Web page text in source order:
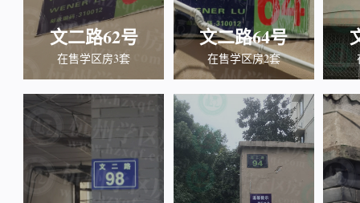
文二路62号
在售学区房3套
文二路64号
在售学区房2套